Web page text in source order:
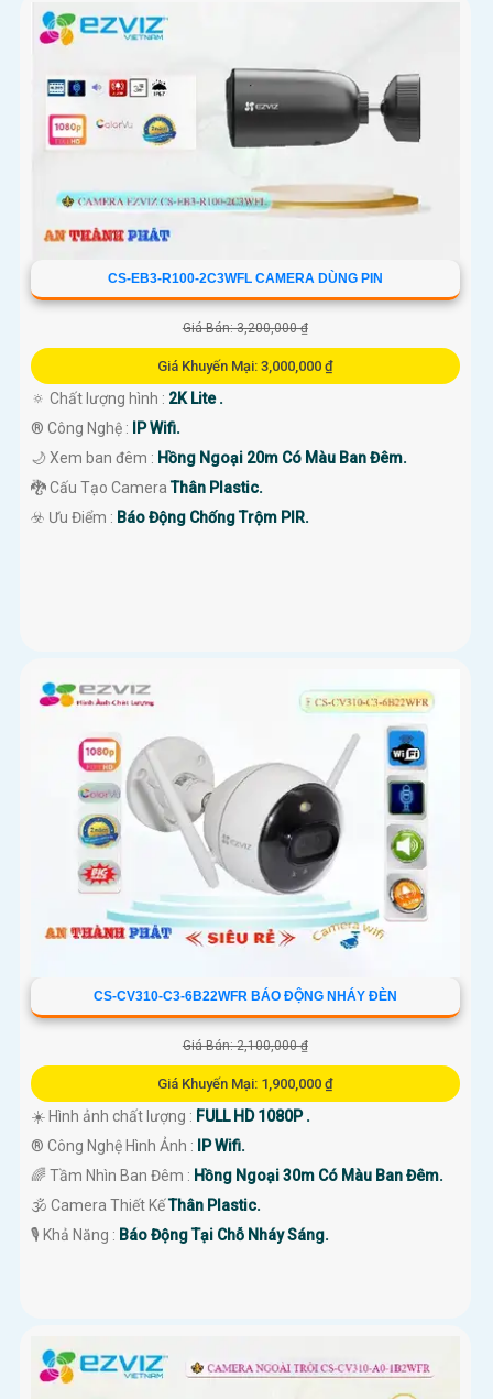
CS-EB3-R100-2C3WFL CAMERA DÙNG PIN
Giá Bán: 3,200,000 ₫
Giá Khuyến Mại: 3,000,000 ₫
🔅 Chất lượng hình : 2K Lite .
®️ Công Nghệ : IP Wifi.
🌙 Xem ban đêm : Hồng Ngoại 20m Có Màu Ban Đêm.
🐉️ Cấu Tạo CameraThân Plastic.
️☣️ Ưu Điểm : Báo Động Chống Trộm PIR.
CS-CV310-C3-6B22WFR BÁO ĐỘNG NHÁY ĐÈN
Giá Bán: 2,100,000 ₫
Giá Khuyến Mại: 1,900,000 ₫
☀️ Hình ảnh chất lượng : FULL HD 1080P .
®️ Công Nghệ Hình Ảnh :
IP Wifi.
🌈 Tầm Nhìn Ban Đêm : Hồng Ngoại 30m Có Màu Ban Đêm.
🕉️ Camera Thiết KếThân Plastic.
️🎙 Khả Năng : Báo Động Tại Chỗ Nháy Sáng.